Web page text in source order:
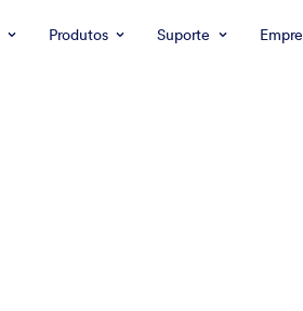
Produtos Suporte